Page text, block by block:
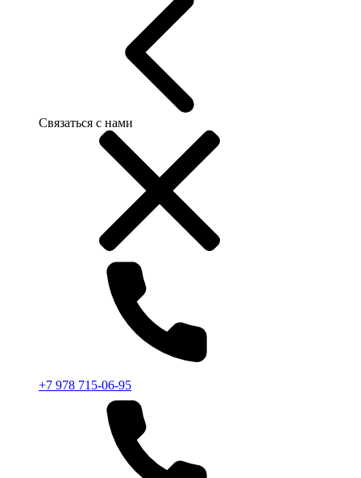
Связаться с нами
+7 978 715-06-95